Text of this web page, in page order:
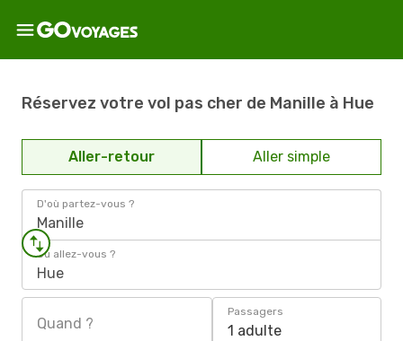
Réservez votre vol pas cher de Manille à Hue
Aller-retour Aller simple
D'où partez-vous ?
Manille
Où allez-vous ?
Hue
Quand ?
Passagers
1 adulte